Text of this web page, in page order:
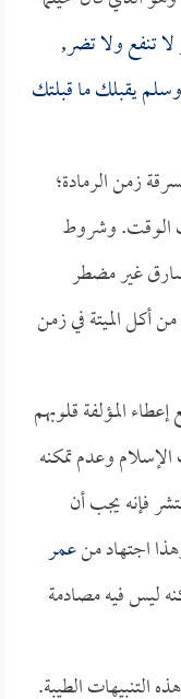
تنفع ولا تضر,
يقبلك ما قبلتك
زمن الرمادة؛
الوقت. وشروط
غير مضطر
أكل الميتة في زمن
المؤلفة قلوبهم
وعدم تمكنه
فإنه يجب أن
اجتهاد منعمر
ليس فيه مصادمة
التنبيهات الطيبة.